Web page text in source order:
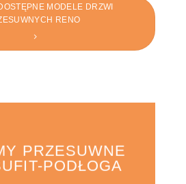
MODELE DRZWI
RENO
PRZESUWNE
PODŁOGA